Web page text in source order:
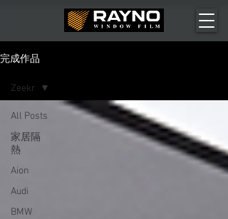
完成作品
All Posts
家居隔
熱
Aion
Audi
BMW
Zeekr